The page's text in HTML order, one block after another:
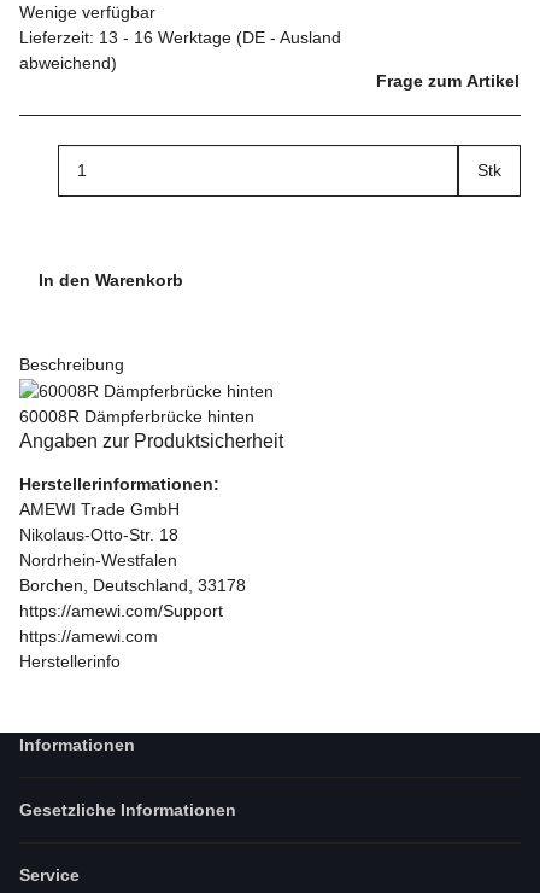
Wenige verfügbar
Lieferzeit: 13 - 16 Werktage (DE - Ausland
abweichend)
Frage zum Artikel
Stk
In den Warenkorb
Beschreibung
60008R Dämpferbrücke hinten
Angaben zur Produktsicherheit
Herstellerinformationen:
AMEWI Trade GmbH
Nikolaus-Otto-Str. 18
Nordrhein-Westfalen
Borchen, Deutschland, 33178
https://amewi.com/Support
https://amewi.com
Herstellerinfo
Informationen
Gesetzliche Informationen
Service